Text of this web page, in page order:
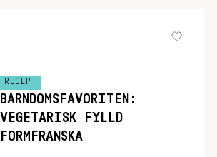
RECEPT
BARNDOMSFAVORITEN:
VEGETARISK FYLLD
FORMFRANSKA